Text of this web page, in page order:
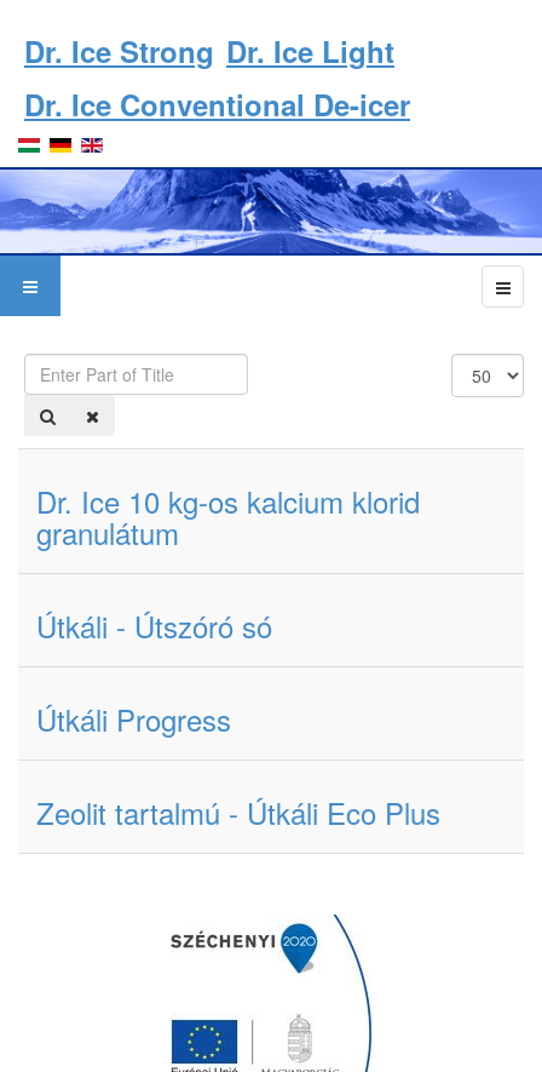
Dr. Ice Strong Dr. Ice Light
Dr. Ice Conventional De-icer
Enter
Part
of
Display
#
Dr. Ice 10 kg-os kalcium klorid
granulátum
Útkáli - Útszóró só
Útkáli Progress
Zeolit tartalmú - Útkáli Eco Plus